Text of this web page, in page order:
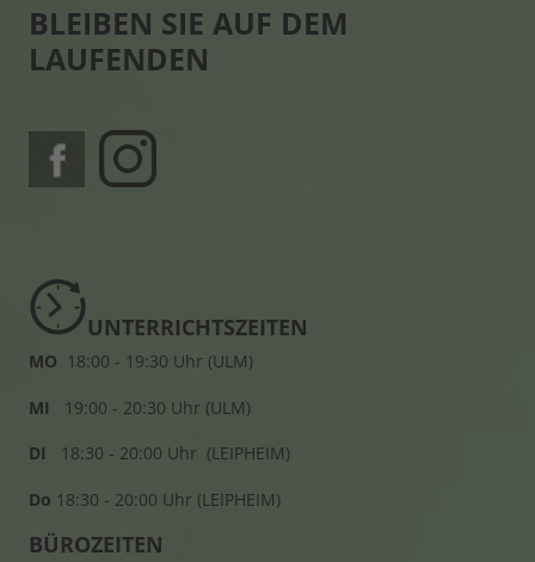
BLEIBEN SIE AUF DEM
LAUFENDEN
UNTERRICHTSZEITEN
MO 18:00 - 19:30 Uhr (ULM)
MI 19:00 - 20:30 Uhr (ULM)
DI 18:30 - 20:00 Uhr (LEIPHEIM)
Do 18:30 - 20:00 Uhr (LEIPHEIM)
BÜROZEITEN